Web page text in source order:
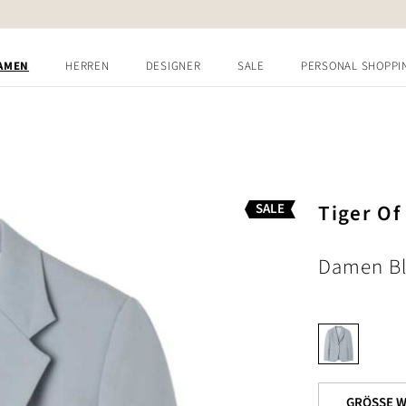
HERREN DESIGNER SALE PERSONAL
SALE
Tiger
Damen